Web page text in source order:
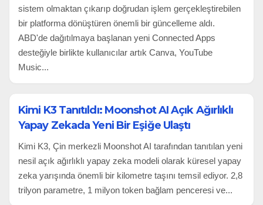
sistem olmaktan çıkarıp doğrudan işlem gerçekleştirebilen
bir platforma dönüştüren önemli bir güncelleme aldı.
ABD'de dağıtılmaya başlanan yeni Connected Apps
desteğiyle birlikte kullanıcılar artık Canva, YouTube
Music...
Kimi K3 Tanıtıldı: Moonshot AI Açık Ağırlıklı
Yapay Zekada Yeni Bir Eşiğe Ulaştı
Kimi K3, Çin merkezli Moonshot AI tarafından tanıtılan yeni
nesil açık ağırlıklı yapay zeka modeli olarak küresel yapay
zeka yarışında önemli bir kilometre taşını temsil ediyor. 2,8
trilyon parametre, 1 milyon token bağlam penceresi ve...